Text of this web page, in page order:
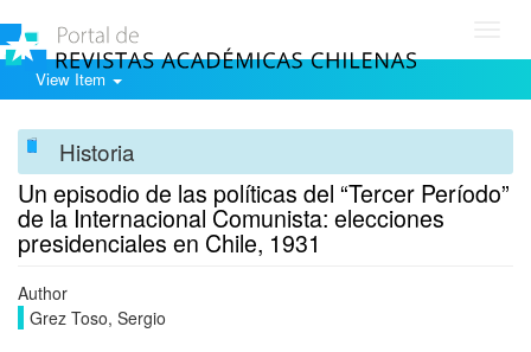
View Item
Historia
Un episodio de las políticas del “Tercer Período”
de la Internacional Comunista: elecciones
presidenciales en Chile, 1931
Author
Grez Toso, Sergio